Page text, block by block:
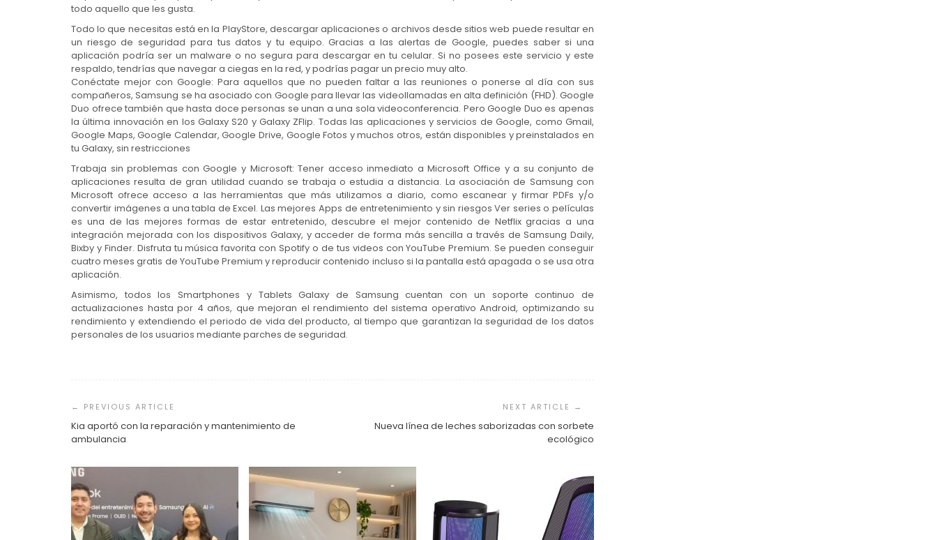
todo aquello que les gusta.
Todo lo que necesitas está en la PlayStore, descargar aplicaciones o archivos desde sitios web puede resultar en
un riesgo de seguridad para tus datos y tu equipo. Gracias a las alertas de Google, puedes saber si una
aplicación podría ser un malware o no segura para descargar en tu celular. Si no posees este servicio y este
respaldo, tendrías que navegar a ciegas en la red, y podrías pagar un precio muy alto.
Conéctate mejor con Google: Para aquellos que no pueden faltar a las reuniones o ponerse al día con sus
compañeros, Samsung se ha asociado con Google para llevar las videollamadas en alta definición (FHD). Google
Duo ofrece también que hasta doce personas se unan a una sola videoconferencia. Pero Google Duo es apenas
la última innovación en los Galaxy S20 y Galaxy ZFlip. Todas las aplicaciones y servicios de Google, como Gmail,
Google Maps, Google Calendar, Google Drive, Google Fotos y muchos otros, están disponibles y preinstalados en
tu Galaxy, sin restricciones
Trabaja sin problemas con Google y Microsoft: Tener acceso inmediato a Microsoft Office y a su conjunto de
aplicaciones resulta de gran utilidad cuando se trabaja o estudia a distancia. La asociación de Samsung con
Microsoft ofrece acceso a las herramientas que más utilizamos a diario, como escanear y firmar PDFs y/o
convertir imágenes a una tabla de Excel. Las mejores Apps de entretenimiento y sin riesgos Ver series o películas
es una de las mejores formas de estar entretenido, descubre el mejor contenido de Netflix gracias a una
integración mejorada con los dispositivos Galaxy, y acceder de forma más sencilla a través de Samsung Daily,
Bixby y Finder. Disfruta tu música favorita con Spotify o de tus videos con YouTube Premium. Se pueden conseguir
cuatro meses gratis de YouTube Premium y reproducir contenido incluso si la pantalla está apagada o se usa otra
aplicación.
Asimismo, todos los Smartphones y Tablets Galaxy de Samsung cuentan con un soporte continuo de
actualizaciones hasta por 4 años, que mejoran el rendimiento del sistema operativo Android, optimizando su
rendimiento y extendiendo el periodo de vida del producto, al tiempo que garantizan la seguridad de los datos
personales de los usuarios mediante parches de seguridad.
de
entradas
Kia aportó con la reparación y mantenimiento de
ambulancia
Nueva línea de leches saborizadas con sorbete
ecológico